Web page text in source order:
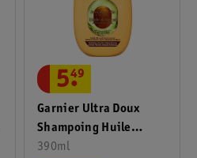
Garnier Ultra Doux
Shampoing Huile
D’Avocat & Beurre De
390ml
5.
49